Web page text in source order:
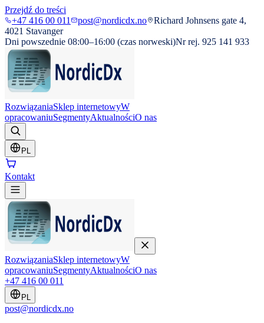
Przejdź do treści
+47 416 00 011
post@nordicdx.no
Richard Johnsens gate 4,
4021 Stavanger
Dni powszednie 08:00–16:00 (czas norweski)Nr rej. 925 141 933
RozwiązaniaSklep internetowyW
opracowaniuSegmentyAktualnościO nas
PL
Kontakt
RozwiązaniaSklep internetowyW
opracowaniuSegmentyAktualnościO nas
+47 416 00 011
PL
post@nordicdx.no